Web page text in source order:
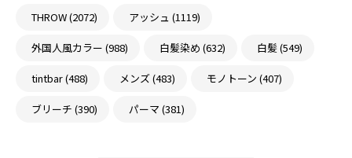
THROW (2072) アッシュ (1119)
外国人風カラー (988) 白髪染め (632) 白髪 (549)
tintbar (488) メンズ (483) モノトーン (407)
ブリーチ (390) パーマ (381)